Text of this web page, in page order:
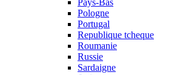
Pays-Bas
Pologne
Portugal
Republique tcheque
Roumanie
Russie
Sardaigne